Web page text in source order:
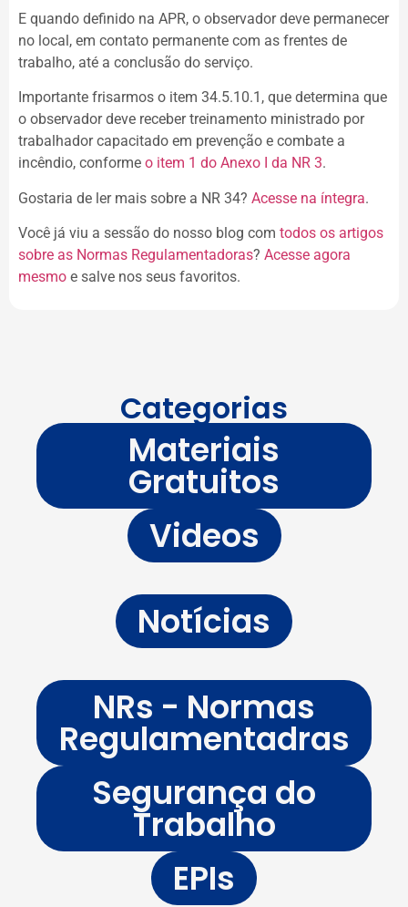
E quando definido na APR, o observador deve permanecer
no local, em contato permanente com as frentes de
trabalho, até a conclusão do serviço.
Importante frisarmos o item 34.5.10.1, que determina que
o observador deve receber treinamento ministrado por
trabalhador capacitado em prevenção e combate a
incêndio, conforme o item 1 do Anexo I da NR 3.
Gostaria de ler mais sobre a NR 34? Acesse na íntegra.
Você já viu a sessão do nosso blog com todos os artigos
sobre as Normas Regulamentadoras? Acesse agora
mesmo e salve nos seus favoritos.
Categorias
Materiais
Gratuitos
Videos
Notícias
NRs - Normas
Regulamentadras
Segurança do
Trabalho
EPIs